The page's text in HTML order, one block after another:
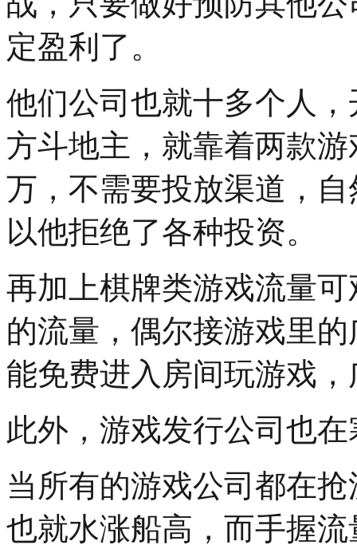
定盈利了。
他们公司也就十多个人
方斗地主，就靠着两款
万，不需要投放渠道，
以他拒绝了各种投资。
再加上棋牌类游戏流量
的流量，偶尔接游戏里
能免费进入房间玩游戏
此外，游戏发行公司也
当所有的游戏公司都在
也就水涨船高，而手握